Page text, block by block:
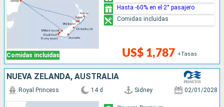
Comidas incluidas US$ 1,787 +Tasas
Hasta -60% en el 2° pasajero
Comidas incluidas
NUEVA ZELANDA, AUSTRALIA
Royal Princess 14 d Sidney 02/01/2028